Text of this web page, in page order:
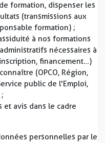
formation, dispenser les
(transmissions aux
formation) ;
à nos formations
nécessaires à
financement…)
(OPCO, Région,
public de l'Emploi,
et avis dans le cadre
personnelles par le